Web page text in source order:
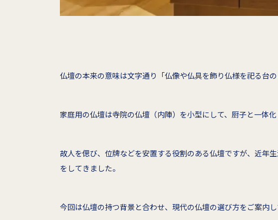
仏壇の本来の意味は文字通り「仏像や仏具を飾り仏様を祀る台の
家庭用の仏壇は寺院の仏壇（内陣）を小型にして、厨子と一体化
故人を偲び、位牌などを安置する役割のある仏壇ですが、近年
をしてきました。
今回は仏壇の持つ背景と合わせ、現代の仏壇の選び方をご案内し